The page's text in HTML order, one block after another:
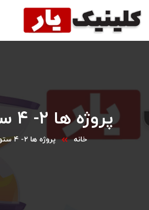
پروژه ها ۲- ۴ ستون
خانه پروژه ها ۲- ۴ ستون